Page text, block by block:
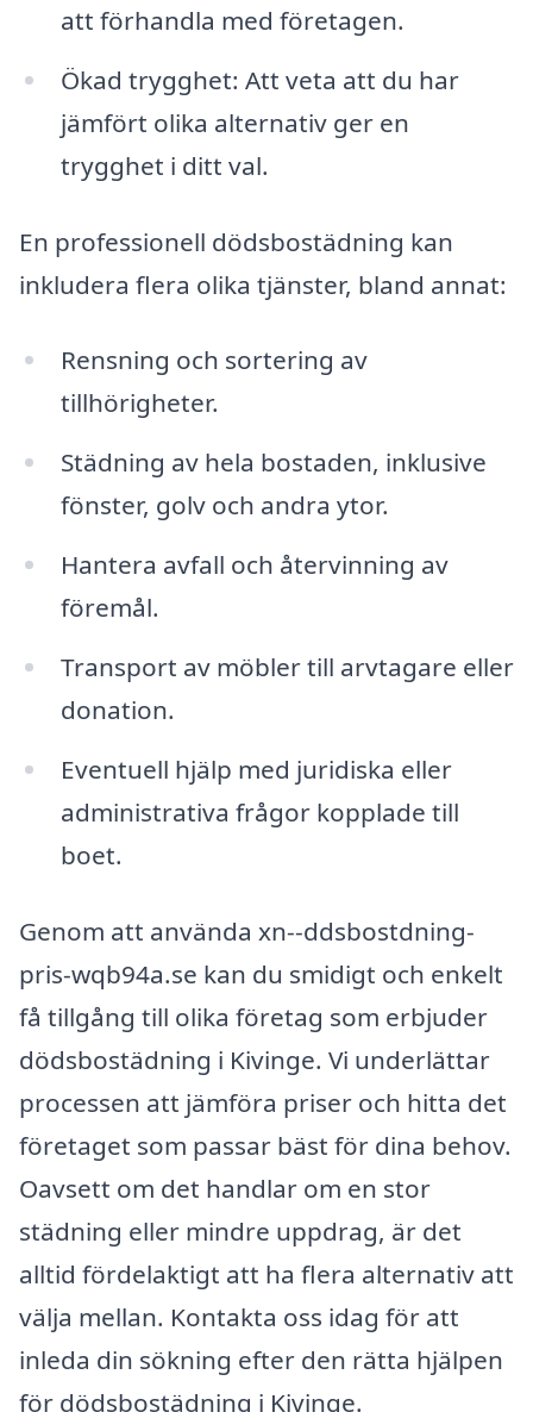
att förhandla med företagen.
Ökad trygghet: Att veta att du har
jämfört olika alternativ ger en
trygghet i ditt val.
En professionell dödsbostädning kan
inkludera flera olika tjänster, bland annat:
Rensning och sortering av
tillhörigheter.
Städning av hela bostaden, inklusive
fönster, golv och andra ytor.
Hantera avfall och återvinning av
föremål.
Transport av möbler till arvtagare eller
donation.
Eventuell hjälp med juridiska eller
administrativa frågor kopplade till
boet.
Genom att använda xn--ddsbostdning-
pris-wqb94a.se kan du smidigt och enkelt
få tillgång till olika företag som erbjuder
dödsbostädning i Kivinge. Vi underlättar
processen att jämföra priser och hitta det
företaget som passar bäst för dina behov.
Oavsett om det handlar om en stor
städning eller mindre uppdrag, är det
alltid fördelaktigt att ha flera alternativ att
välja mellan. Kontakta oss idag för att
inleda din sökning efter den rätta hjälpen
för dödsbostädning i Kivinge.